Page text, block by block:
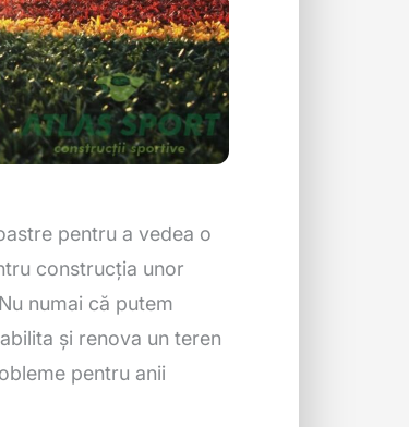
pentru a vedea o
construcția unor
numai că putem
și renova un teren
pentru anii